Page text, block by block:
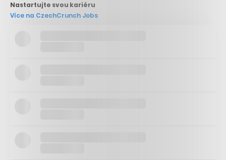
Nastartujte svou kariéru
Více na CzechCrunch Jobs